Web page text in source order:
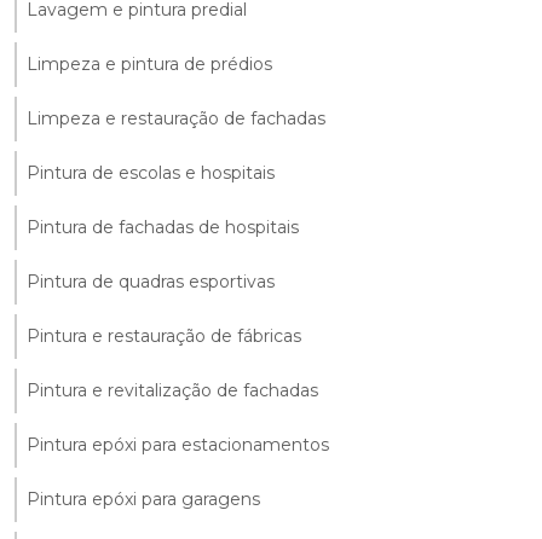
Lavagem e pintura predial
Limpeza e pintura de prédios
Limpeza e restauração de fachadas
Pintura de escolas e hospitais
Pintura de fachadas de hospitais
Pintura de quadras esportivas
Pintura e restauração de fábricas
Pintura e revitalização de fachadas
Pintura epóxi para estacionamentos
Pintura epóxi para garagens